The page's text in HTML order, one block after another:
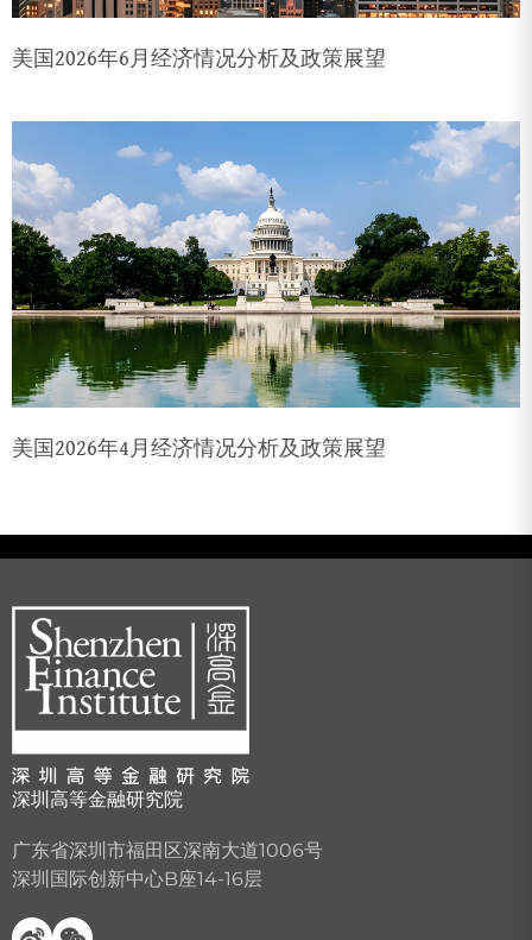
美国2026年6月经济情况分析及政策展望
美国2026年4月经济情况分析及政策展望
深圳高等金融研究院
广东省深圳市福田区深南大道1006号
深圳国际创新中心B座14-16层